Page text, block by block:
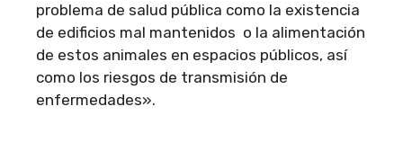
problema de salud pública como la existencia
de edificios mal mantenidos o la alimentación
de estos animales en espacios públicos, así
como los riesgos de transmisión de
enfermedades».